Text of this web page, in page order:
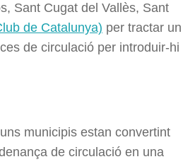
Sant Cugat del Vallès, Sant
de Catalunya) per tractar un
de circulació per introduir-hi
municipis estan convertint
de circulació en una